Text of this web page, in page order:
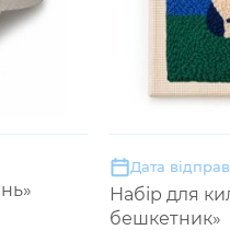
Дата
Набір для
бешкетник»